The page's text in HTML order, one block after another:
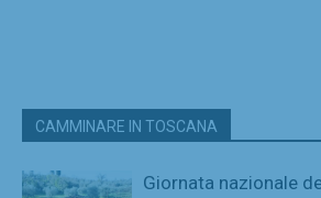
CAMMINARE IN TOSCANA
Giornata nazionale